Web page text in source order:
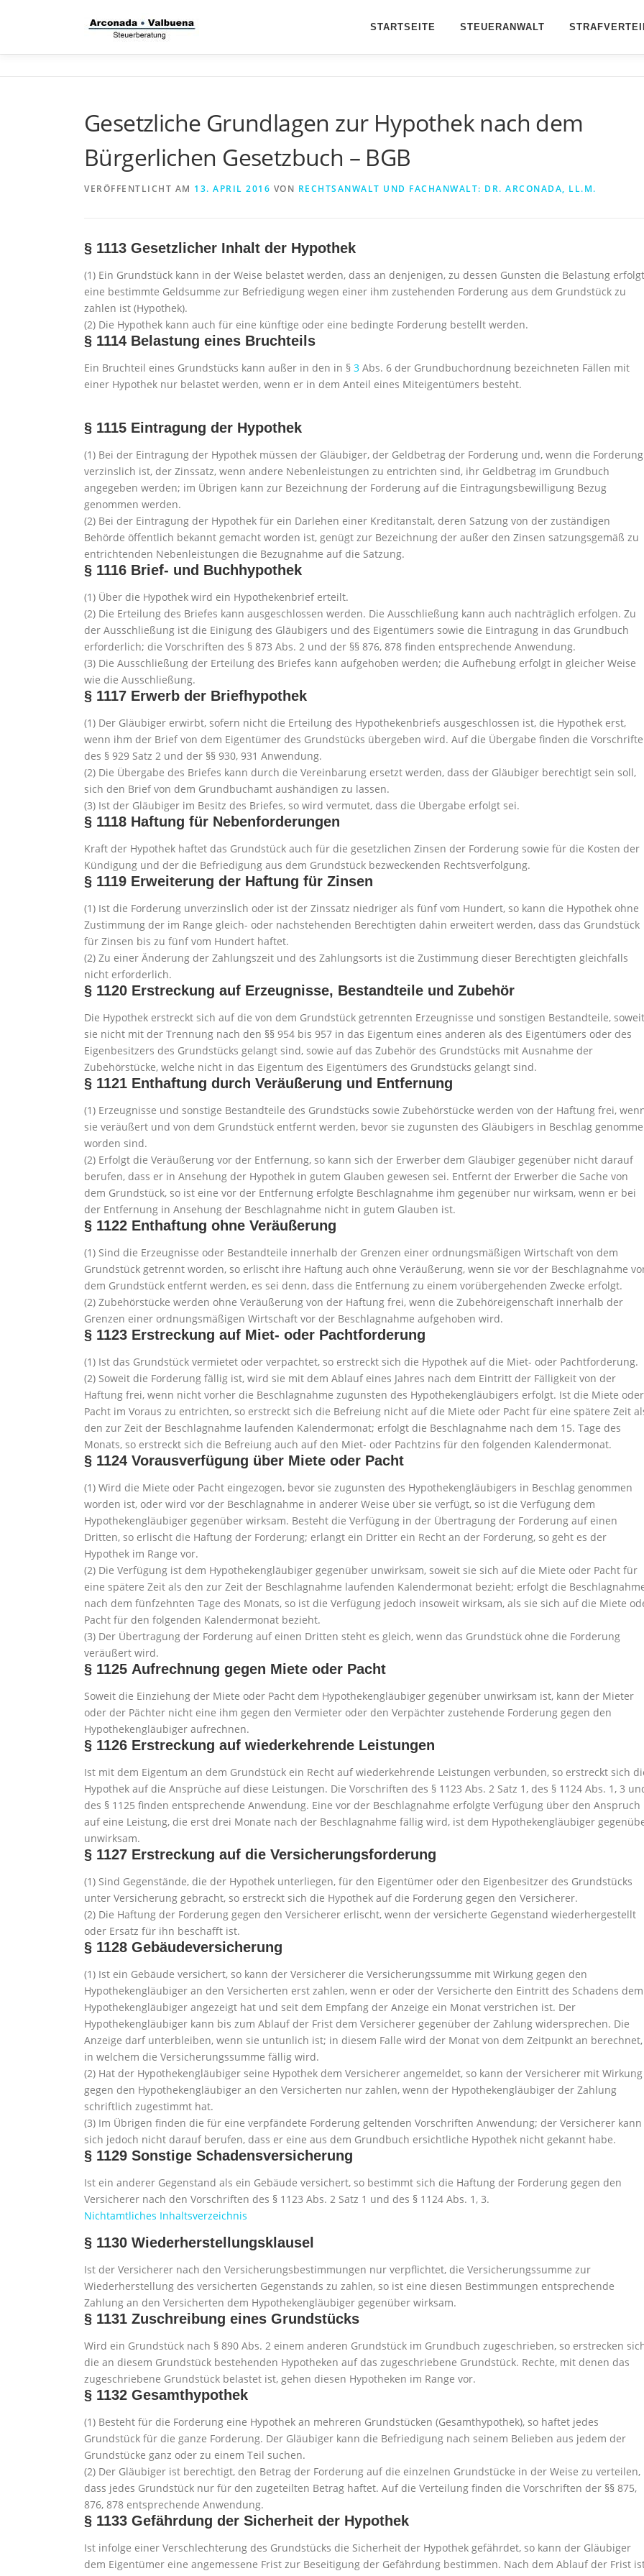
STARTSEITE STEUERANWALT
Gesetzliche Grundlagen zur Hypothek nach dem
Bürgerlichen Gesetzbuch – BGB
VERÖFFENTLICHT AM 13. APRIL 2016 VON RECHTSANWALT UND FACHANWALT: DR. ARCONADA, LL.M.
§ 1113 Gesetzlicher Inhalt der Hypothek
(1) Ein Grundstück kann in der Weise belastet werden, dass an denjenigen, zu dessen Gunsten die Belastung
eine bestimmte Geldsumme zur Befriedigung wegen einer ihm zustehenden Forderung aus dem Grundstück zu
zahlen ist (Hypothek).
(2) Die Hypothek kann auch für eine künftige oder eine bedingte Forderung bestellt werden.
§ 1114 Belastung eines Bruchteils
Ein Bruchteil eines Grundstücks kann außer in den in § 3 Abs. 6 der Grundbuchordnung bezeichneten Fällen mit
einer Hypothek nur belastet werden, wenn er in dem Anteil eines Miteigentümers besteht.
§ 1115 Eintragung der Hypothek
(1) Bei der Eintragung der Hypothek müssen der Gläubiger, der Geldbetrag der Forderung und, wenn die Forderung
verzinslich ist, der Zinssatz, wenn andere Nebenleistungen zu entrichten sind, ihr Geldbetrag im Grundbuch
angegeben werden; im Übrigen kann zur Bezeichnung der Forderung auf die Eintragungsbewilligung Bezug
genommen werden.
(2) Bei der Eintragung der Hypothek für ein Darlehen einer Kreditanstalt, deren Satzung von der zuständigen
Behörde öffentlich bekannt gemacht worden ist, genügt zur Bezeichnung der außer den Zinsen satzungsgemäß zu
entrichtenden Nebenleistungen die Bezugnahme auf die Satzung.
§ 1116 Brief- und Buchhypothek
(1) Über die Hypothek wird ein Hypothekenbrief erteilt.
(2) Die Erteilung des Briefes kann ausgeschlossen werden. Die Ausschließung kann auch nachträglich erfolgen. Zu
der Ausschließung ist die Einigung des Gläubigers und des Eigentümers sowie die Eintragung in das Grundbuch
erforderlich; die Vorschriften des § 873 Abs. 2 und der §§ 876, 878 finden entsprechende Anwendung.
(3) Die Ausschließung der Erteilung des Briefes kann aufgehoben werden; die Aufhebung erfolgt in gleicher Weise
wie die Ausschließung.
§ 1117 Erwerb der Briefhypothek
(1) Der Gläubiger erwirbt, sofern nicht die Erteilung des Hypothekenbriefs ausgeschlossen ist, die Hypothek erst,
wenn ihm der Brief von dem Eigentümer des Grundstücks übergeben wird. Auf die Übergabe finden die
des § 929 Satz 2 und der §§ 930, 931 Anwendung.
(2) Die Übergabe des Briefes kann durch die Vereinbarung ersetzt werden, dass der Gläubiger berechtigt sein soll,
sich den Brief von dem Grundbuchamt aushändigen zu lassen.
(3) Ist der Gläubiger im Besitz des Briefes, so wird vermutet, dass die Übergabe erfolgt sei.
§ 1118 Haftung für Nebenforderungen
Kraft der Hypothek haftet das Grundstück auch für die gesetzlichen Zinsen der Forderung sowie für die Kosten der
Kündigung und der die Befriedigung aus dem Grundstück bezweckenden Rechtsverfolgung.
§ 1119 Erweiterung der Haftung für Zinsen
(1) Ist die Forderung unverzinslich oder ist der Zinssatz niedriger als fünf vom Hundert, so kann die Hypothek ohne
Zustimmung der im Range gleich- oder nachstehenden Berechtigten dahin erweitert werden, dass das Grundstück
für Zinsen bis zu fünf vom Hundert haftet.
(2) Zu einer Änderung der Zahlungszeit und des Zahlungsorts ist die Zustimmung dieser Berechtigten gleichfalls
nicht erforderlich.
§ 1120 Erstreckung auf Erzeugnisse, Bestandteile und Zubehör
Die Hypothek erstreckt sich auf die von dem Grundstück getrennten Erzeugnisse und sonstigen Bestandteile, soweit
sie nicht mit der Trennung nach den §§ 954 bis 957 in das Eigentum eines anderen als des Eigentümers oder des
Eigenbesitzers des Grundstücks gelangt sind, sowie auf das Zubehör des Grundstücks mit Ausnahme der
Zubehörstücke, welche nicht in das Eigentum des Eigentümers des Grundstücks gelangt sind.
§ 1121 Enthaftung durch Veräußerung und Entfernung
(1) Erzeugnisse und sonstige Bestandteile des Grundstücks sowie Zubehörstücke werden von der Haftung frei,
sie veräußert und von dem Grundstück entfernt werden, bevor sie zugunsten des Gläubigers in Beschlag
worden sind.
(2) Erfolgt die Veräußerung vor der Entfernung, so kann sich der Erwerber dem Gläubiger gegenüber nicht darauf
berufen, dass er in Ansehung der Hypothek in gutem Glauben gewesen sei. Entfernt der Erwerber die Sache von
dem Grundstück, so ist eine vor der Entfernung erfolgte Beschlagnahme ihm gegenüber nur wirksam, wenn er bei
der Entfernung in Ansehung der Beschlagnahme nicht in gutem Glauben ist.
§ 1122 Enthaftung ohne Veräußerung
(1) Sind die Erzeugnisse oder Bestandteile innerhalb der Grenzen einer ordnungsmäßigen Wirtschaft von dem
Grundstück getrennt worden, so erlischt ihre Haftung auch ohne Veräußerung, wenn sie vor der Beschlagnahme
dem Grundstück entfernt werden, es sei denn, dass die Entfernung zu einem vorübergehenden Zwecke erfolgt.
(2) Zubehörstücke werden ohne Veräußerung von der Haftung frei, wenn die Zubehöreigenschaft innerhalb der
Grenzen einer ordnungsmäßigen Wirtschaft vor der Beschlagnahme aufgehoben wird.
§ 1123 Erstreckung auf Miet- oder Pachtforderung
(1) Ist das Grundstück vermietet oder verpachtet, so erstreckt sich die Hypothek auf die Miet- oder Pachtforderung.
(2) Soweit die Forderung fällig ist, wird sie mit dem Ablauf eines Jahres nach dem Eintritt der Fälligkeit von der
Haftung frei, wenn nicht vorher die Beschlagnahme zugunsten des Hypothekengläubigers erfolgt. Ist die Miete oder
Pacht im Voraus zu entrichten, so erstreckt sich die Befreiung nicht auf die Miete oder Pacht für eine spätere Zeit
den zur Zeit der Beschlagnahme laufenden Kalendermonat; erfolgt die Beschlagnahme nach dem 15. Tage des
Monats, so erstreckt sich die Befreiung auch auf den Miet- oder Pachtzins für den folgenden Kalendermonat.
§ 1124 Vorausverfügung über Miete oder Pacht
(1) Wird die Miete oder Pacht eingezogen, bevor sie zugunsten des Hypothekengläubigers in Beschlag genommen
worden ist, oder wird vor der Beschlagnahme in anderer Weise über sie verfügt, so ist die Verfügung dem
Hypothekengläubiger gegenüber wirksam. Besteht die Verfügung in der Übertragung der Forderung auf einen
Dritten, so erlischt die Haftung der Forderung; erlangt ein Dritter ein Recht an der Forderung, so geht es der
Hypothek im Range vor.
(2) Die Verfügung ist dem Hypothekengläubiger gegenüber unwirksam, soweit sie sich auf die Miete oder Pacht für
eine spätere Zeit als den zur Zeit der Beschlagnahme laufenden Kalendermonat bezieht; erfolgt die
nach dem fünfzehnten Tage des Monats, so ist die Verfügung jedoch insoweit wirksam, als sie sich auf die Miete
Pacht für den folgenden Kalendermonat bezieht.
(3) Der Übertragung der Forderung auf einen Dritten steht es gleich, wenn das Grundstück ohne die Forderung
veräußert wird.
§ 1125 Aufrechnung gegen Miete oder Pacht
Soweit die Einziehung der Miete oder Pacht dem Hypothekengläubiger gegenüber unwirksam ist, kann der Mieter
oder der Pächter nicht eine ihm gegen den Vermieter oder den Verpächter zustehende Forderung gegen den
Hypothekengläubiger aufrechnen.
§ 1126 Erstreckung auf wiederkehrende Leistungen
Ist mit dem Eigentum an dem Grundstück ein Recht auf wiederkehrende Leistungen verbunden, so erstreckt sich
Hypothek auf die Ansprüche auf diese Leistungen. Die Vorschriften des § 1123 Abs. 2 Satz 1, des § 1124 Abs. 1, 3
des § 1125 finden entsprechende Anwendung. Eine vor der Beschlagnahme erfolgte Verfügung über den Anspruch
auf eine Leistung, die erst drei Monate nach der Beschlagnahme fällig wird, ist dem Hypothekengläubiger
unwirksam.
§ 1127 Erstreckung auf die Versicherungsforderung
(1) Sind Gegenstände, die der Hypothek unterliegen, für den Eigentümer oder den Eigenbesitzer des Grundstücks
unter Versicherung gebracht, so erstreckt sich die Hypothek auf die Forderung gegen den Versicherer.
(2) Die Haftung der Forderung gegen den Versicherer erlischt, wenn der versicherte Gegenstand wiederhergestellt
oder Ersatz für ihn beschafft ist.
§ 1128 Gebäudeversicherung
(1) Ist ein Gebäude versichert, so kann der Versicherer die Versicherungssumme mit Wirkung gegen den
Hypothekengläubiger an den Versicherten erst zahlen, wenn er oder der Versicherte den Eintritt des Schadens dem
Hypothekengläubiger angezeigt hat und seit dem Empfang der Anzeige ein Monat verstrichen ist. Der
Hypothekengläubiger kann bis zum Ablauf der Frist dem Versicherer gegenüber der Zahlung widersprechen. Die
Anzeige darf unterbleiben, wenn sie untunlich ist; in diesem Falle wird der Monat von dem Zeitpunkt an berechnet,
in welchem die Versicherungssumme fällig wird.
(2) Hat der Hypothekengläubiger seine Hypothek dem Versicherer angemeldet, so kann der Versicherer mit Wirkung
gegen den Hypothekengläubiger an den Versicherten nur zahlen, wenn der Hypothekengläubiger der Zahlung
schriftlich zugestimmt hat.
(3) Im Übrigen finden die für eine verpfändete Forderung geltenden Vorschriften Anwendung; der Versicherer kann
sich jedoch nicht darauf berufen, dass er eine aus dem Grundbuch ersichtliche Hypothek nicht gekannt habe.
§ 1129 Sonstige Schadensversicherung
Ist ein anderer Gegenstand als ein Gebäude versichert, so bestimmt sich die Haftung der Forderung gegen den
Versicherer nach den Vorschriften des § 1123 Abs. 2 Satz 1 und des § 1124 Abs. 1, 3.
Nichtamtliches Inhaltsverzeichnis
§ 1130 Wiederherstellungsklausel
Ist der Versicherer nach den Versicherungsbestimmungen nur verpflichtet, die Versicherungssumme zur
Wiederherstellung des versicherten Gegenstands zu zahlen, so ist eine diesen Bestimmungen entsprechende
Zahlung an den Versicherten dem Hypothekengläubiger gegenüber wirksam.
§ 1131 Zuschreibung eines Grundstücks
Wird ein Grundstück nach § 890 Abs. 2 einem anderen Grundstück im Grundbuch zugeschrieben, so erstrecken
die an diesem Grundstück bestehenden Hypotheken auf das zugeschriebene Grundstück. Rechte, mit denen das
zugeschriebene Grundstück belastet ist, gehen diesen Hypotheken im Range vor.
§ 1132 Gesamthypothek
(1) Besteht für die Forderung eine Hypothek an mehreren Grundstücken (Gesamthypothek), so haftet jedes
Grundstück für die ganze Forderung. Der Gläubiger kann die Befriedigung nach seinem Belieben aus jedem der
Grundstücke ganz oder zu einem Teil suchen.
(2) Der Gläubiger ist berechtigt, den Betrag der Forderung auf die einzelnen Grundstücke in der Weise zu verteilen,
dass jedes Grundstück nur für den zugeteilten Betrag haftet. Auf die Verteilung finden die Vorschriften der §§ 875,
876, 878 entsprechende Anwendung.
§ 1133 Gefährdung der Sicherheit der Hypothek
Ist infolge einer Verschlechterung des Grundstücks die Sicherheit der Hypothek gefährdet, so kann der Gläubiger
dem Eigentümer eine angemessene Frist zur Beseitigung der Gefährdung bestimmen. Nach dem Ablauf der Frist